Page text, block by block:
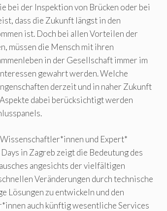
bei der Inspektion von Brücken oder bei
dass die Zukunft längst in den
ist. Doch bei allen Vorteilen der
müssen die Mensch mit ihren
in der Gesellschaft immer im
gewahrt werden. Welche
derzeit und in naher Zukunft
dabei berücksichtigt werden
und Expert*
in Zagreb zeigt die Bedeutung des
angesichts der vielfältigen
Veränderungen durch technische
Lösungen zu entwickeln und den
auch künftig wesentliche Services